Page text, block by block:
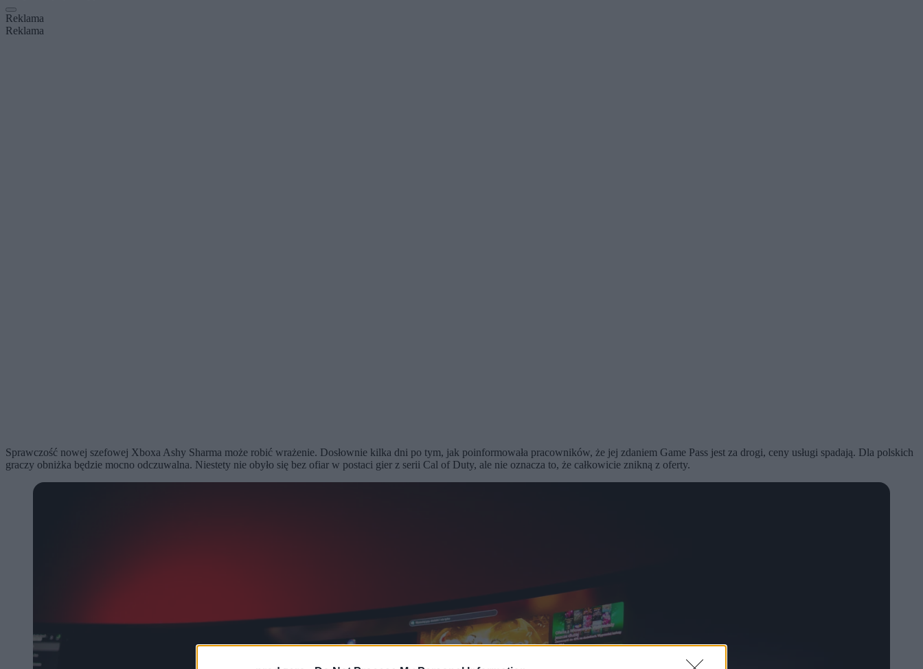
Reklama
Reklama
Sprawczość nowej szefowej Xboxa Ashy Sharma może robić wrażenie. Dosłownie kilka dni po tym, jak poinformowała pracowników, że jej zdaniem Game Pass jest za drogi, ceny usługi spadają. Dla polskich
graczy obniżka będzie mocno odczuwalna. Niestety nie obyło się bez ofiar w postaci gier z serii Cal of Duty, ale nie oznacza to, że całkowicie znikną z oferty.